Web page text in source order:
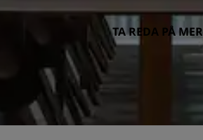
TA REDA PÅ MER